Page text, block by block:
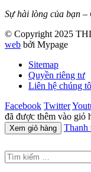
Sự hài lòng của bạn
© Copyright 2025
web bởi Mypage
Sitemap
Quyền riêng tư
Liên hệ chúng
Facebook Twitter
đã được thêm vào giỏ
Xem giỏ hàng Thanh